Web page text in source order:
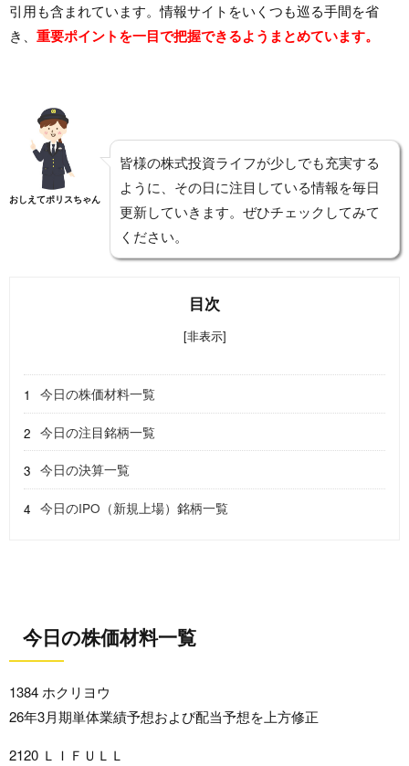
引用も含まれています。情報サイトをいくつも巡る手間を省
き、 重要ポイントを一目で把握できるようまとめています。
おしえてポリスちゃん
皆様の株式投資ライフが少しでも充実する
ように、その日に注目している情報を毎日
更新していきます。ぜひチェックしてみて
ください。
目次
[非表示]
今日の株価材料一覧
今日の注目銘柄一覧
今日の決算一覧
今日のIPO（新規上場）銘柄一覧
今日の株価材料一覧
1384 ホクリヨウ
26年3月期単体業績予想および配当予想を上方修正
2120 ＬＩＦＵＬＬ